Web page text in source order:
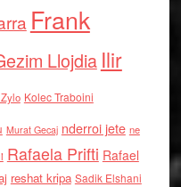
Frank
Llojdia Ilir
Kolec Traboini
Murat Gecaj nderroi jete ne
Rafaela Prifti Rafael
reshat kripa Sadik Elshani